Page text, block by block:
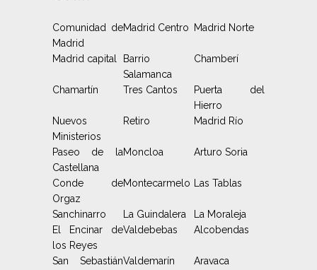
Comunidad de
Madrid
Madrid Centro Madrid Norte
Madrid capital
Barrio
Salamanca
Chamberí
Chamartín Tres Cantos
Puerta del
Hierro
Nuevos
Ministerios
Retiro Madrid Río
Paseo de la
Castellana
Moncloa Arturo Soria
Conde de
Orgaz
Montecarmelo Las Tablas
Sanchinarro La Guindalera
La Moraleja
El Encinar de
los Reyes
Valdebebas Alcobendas
San SebastiánValdemarín Aravaca